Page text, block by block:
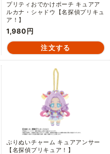
プリティおでかけポーチ キュアア
ルカナ・シャドウ【名探偵プリキュ
ア！】
1,980円
ぷりぬいチャーム キュアアンサー
【名探偵プリキュア！】